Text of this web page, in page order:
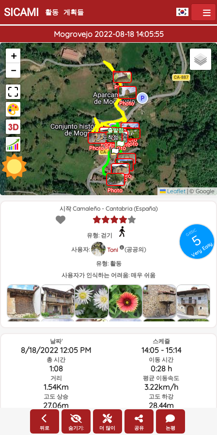
SICAMI 활동 게획들
Mogrovejo 2022-08-18 14:05:55
출발점
도착점
Photo
Photo
Photo
Photo
Photo
Photo
Photo
Photo
Photo
Photo
Photo
Photo
Photo
Photo
Photo
+
−
Leaflet | © Google
GRSIC
5
Very Easy
시작 Camaleño - Cantabria (España)
유형: 걷기
사용자:
Toni
(공공의)
유형: 활동
사용자가 인식하는 어려움: 매우 쉬움
날짜'
8/18/2022 12:05 PM
총 시간
1:08
거리
1.54Km
고도 상승
27.06m
스케쥴
14:05 - 15:14
이동 시간
0:28 h
평균 이동속도
3.22km/h
고도 하강
28.44m
루트의 그날과 선택된 시간의 날씨
뒤로 숨기기: 더 많이 공유 논평